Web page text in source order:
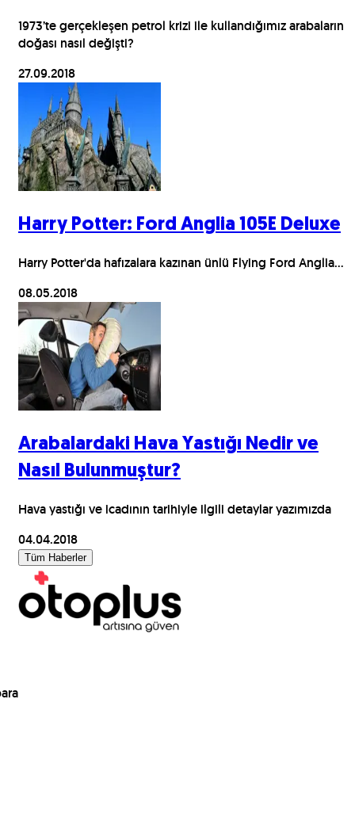
1973’te gerçekleşen petrol krizi ile kullandığımız arabaların
doğası nasıl değişti?
27.09.2018
Harry Potter: Ford Anglia 105E Deluxe
Harry Potter'da hafızalara kazınan ünlü Flying Ford Anglia...
08.05.2018
Arabalardaki Hava Yastığı Nedir ve
Nasıl Bulunmuştur?
Hava yastığı ve icadının tarihiyle ilgili detaylar yazımızda
04.04.2018
Tüm Haberler